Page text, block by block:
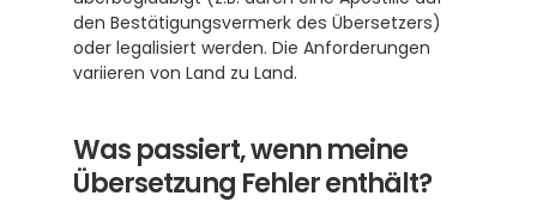
den Bestätigungsvermerk des Übersetzers)
oder legalisiert werden. Die Anforderungen
variieren von Land zu Land.
Was passiert, wenn meine
Übersetzung Fehler enthält?